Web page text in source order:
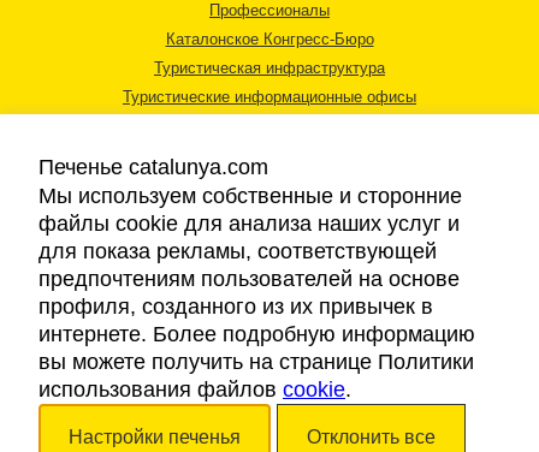
Профессионалы
Каталонское Конгресс-Бюро
Туристическая инфраструктура
Туристические информационные офисы
Правовая информация
Cookies
Доступность
Авторские права © 2026. Каталонский Туристический Совет. Все права
Печенье catalunya.com
Мы используем собственные и сторонние
файлы cookie для анализа наших услуг и
для показа рекламы, соответствующей
предпочтениям пользователей на основе
профиля, созданного из их привычек в
интернете. Более подробную информацию
вы можете получить на странице Политики
использования файлов cookie.
Настройки печенья Отклонить все